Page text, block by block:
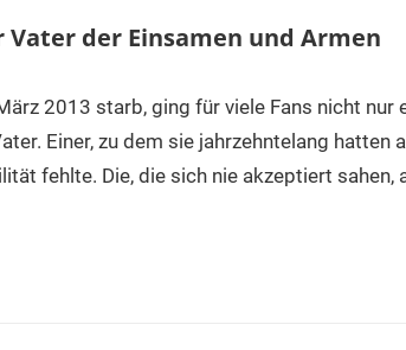
Vater der Einsamen und Armen
2013 starb, ging für viele Fans nicht nur
Einer, zu dem sie jahrzehntelang hatten
fehlte. Die, die sich nie akzeptiert sahen,